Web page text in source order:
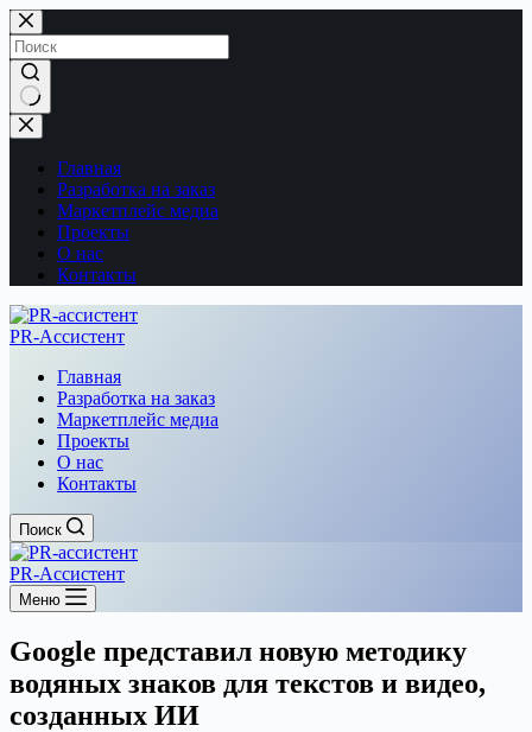
Перейти
к
сути
Ничего
не
найденоГлавная
Разработка на заказ
Маркетплейс медиа
Проекты
О нас
Контакты
PR-Ассистент
Главная
Разработка на заказ
Маркетплейс медиа
Проекты
О нас
Контакты
Поиск
PR-Ассистент
Меню
Google представил новую методику
водяных знаков для текстов и видео,
созданных ИИ